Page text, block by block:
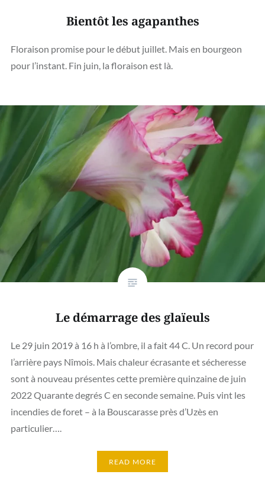
Bientôt les agapanthes
Floraison promise pour le début juillet. Mais en bourgeon
pour l’instant. Fin juin, la floraison est là.
Le démarrage des glaïeuls
Le 29 juin 2019 à 16 h à l’ombre, il a fait 44 C. Un record pour
l’arrière pays Nîmois. Mais chaleur écrasante et sécheresse
sont à nouveau présentes cette première quinzaine de juin
2022 Quarante degrés C en seconde semaine. Puis vint les
incendies de foret – à la Bouscarasse près d’Uzès en
particulier….
READ MORE